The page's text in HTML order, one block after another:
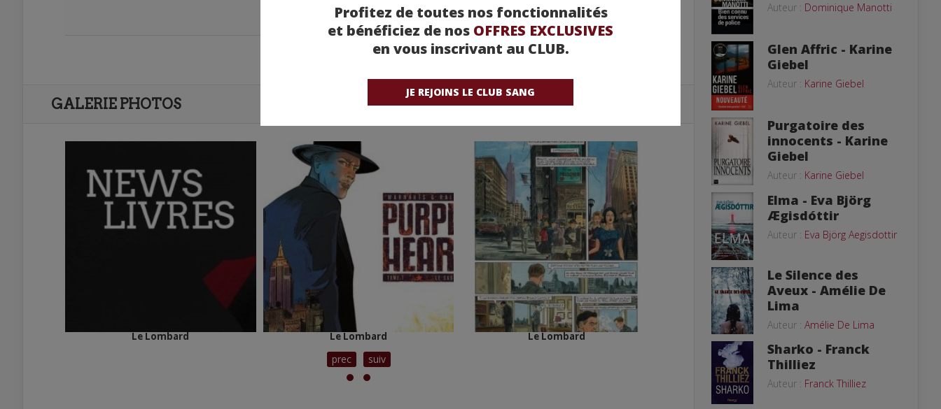
Profitez de toutes nos fonctionnalités
et bénéficiez de nos OFFRES EXCLUSIVES
en vous inscrivant au CLUB.
JE REJOINS LE CLUB SANG
GALERIE PHOTOS
Le Lombard Le Lombard Le Lombard Le Lombard
prec suiv
Auteur : Dominique Manotti
Glen Affric - Karine
Giebel
Auteur : Karine Giebel
Purgatoire des
innocents - Karine
Giebel
Auteur : Karine Giebel
Elma - Eva Björg
Ægisdóttir
Auteur : Eva Björg Aegisdottir
Le Silence des
Aveux - Amélie De
Lima
Auteur : Amélie De Lima
Sharko - Franck
Thilliez
Auteur : Franck Thilliez